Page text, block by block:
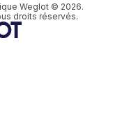
Weglot © 2026.
droits réservés.